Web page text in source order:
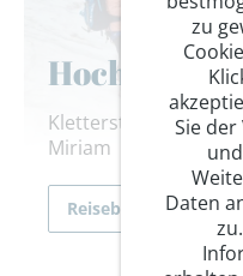
Hoch
Klettersteige &
Miriam
Reiseberichte
zu
Sie
Daten